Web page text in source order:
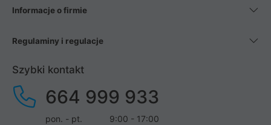
Informacje o firmie
Regulaminy i regulacje
Szybki kontakt
664 999 933
pon. - pt.
9:00 - 17:00